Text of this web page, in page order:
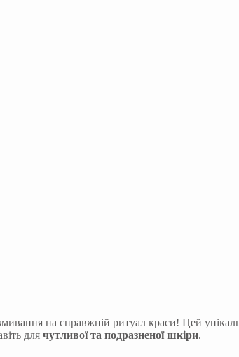
на справжній ритуал краси! Цей
для чутливої та подразненої шкіри.